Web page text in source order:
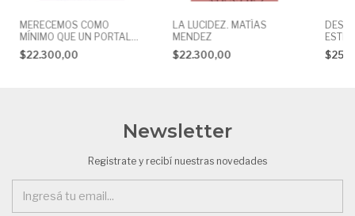
MERECEMOS COMO
MÍNIMO QUE UN PORTAL
SE ABRA. ZAIRA NOFAL
$22.300,00
LA LUCIDEZ. MATÍAS
MENDEZ
$22.300,00
Newsletter
Registrate y recibí nuestras novedades